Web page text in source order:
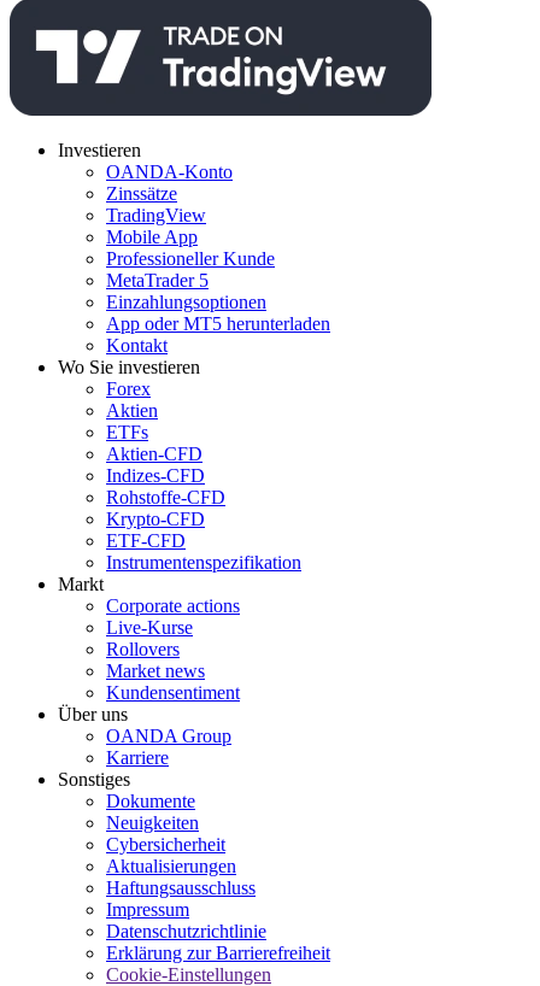
Investieren
OANDA-Konto
Zinssätze
TradingView
Mobile App
Professioneller Kunde
MetaTrader 5
Einzahlungsoptionen
App oder MT5 herunterladen
Kontakt
Wo Sie investieren
Forex
Aktien
ETFs
Aktien-CFD
Indizes-CFD
Rohstoffe-CFD
Krypto-CFD
ETF-CFD
Instrumentenspezifikation
Markt
Corporate actions
Live-Kurse
Rollovers
Market news
Kundensentiment
Über uns
OANDA Group
Karriere
Sonstiges
Dokumente
Neuigkeiten
Cybersicherheit
Aktualisierungen
Haftungsausschluss
Impressum
Datenschutzrichtlinie
Erklärung zur Barrierefreiheit
Cookie-Einstellungen